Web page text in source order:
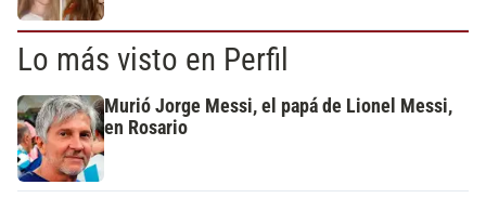
Lo más visto en Perfil
Murió Jorge Messi, el papá de Lionel Messi,
en Rosario